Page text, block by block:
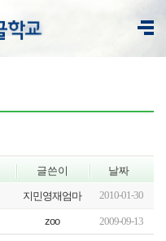
글쓴이 날짜
지민영재엄마 2010-01-30
zoo 2009-09-13